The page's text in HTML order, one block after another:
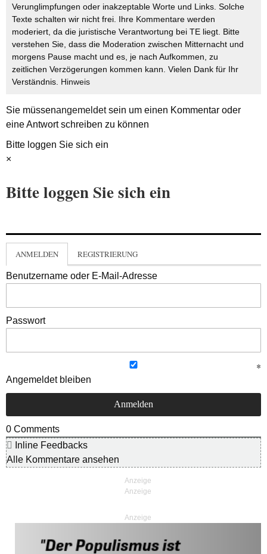
Verunglimpfungen oder inakzeptable Worte und Links. Solche
Texte schalten wir nicht frei. Ihre Kommentare werden
moderiert, da die juristische Verantwortung bei TE liegt. Bitte
verstehen Sie, dass die Moderation zwischen Mitternacht und
morgens Pause macht und es, je nach Aufkommen, zu
zeitlichen Verzögerungen kommen kann. Vielen Dank für Ihr
Verständnis. Hinweis
Sie müssenangemeldetsein um einen Kommentar oder
eine Antwort schreiben zu können
Bitte loggen Sie sich ein
×
Bitte loggen Sie sich ein
ANMELDEN REGISTRIERUNG
Benutzername oder E-Mail-Adresse
Passwort
Angemeldet bleiben
0 Comments
Inline Feedbacks
Alle Kommentare ansehen
Anzeige